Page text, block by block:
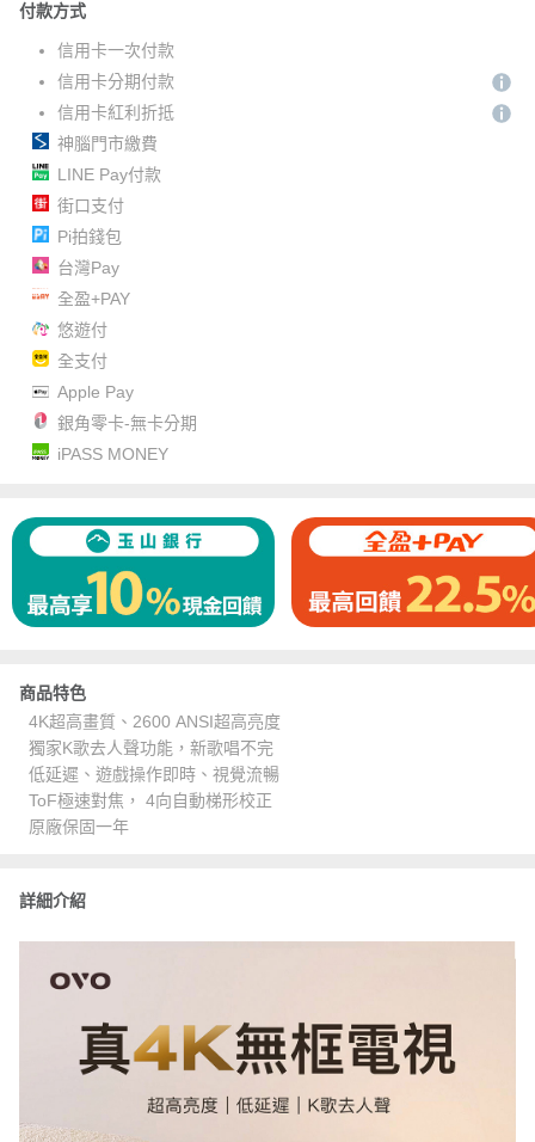
付款方式
信用卡一次付款
信用卡分期付款
信用卡紅利折抵
神腦門市繳費
LINE Pay付款
街口支付
Pi拍錢包
台灣Pay
全盈+PAY
悠遊付
全支付
Apple Pay
銀角零卡-無卡分期
iPASS MONEY
商品特色
4K超高畫質、2600 ANSI超高亮度
獨家K歌去人聲功能，新歌唱不完
低延遲、遊戲操作即時、視覺流暢
ToF極速對焦， 4向自動梯形校正
原廠保固一年
詳細介紹